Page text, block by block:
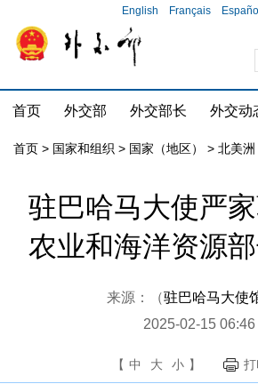
English Français Español
首页 外交部 外交部长 外交动
首页 > 国家和组织 > 国家（地区） > 北美洲
驻巴哈马大使严
农业和海洋资源
来源：（驻巴哈马大使
2025-02-15 06:46
【 中 大 小 】